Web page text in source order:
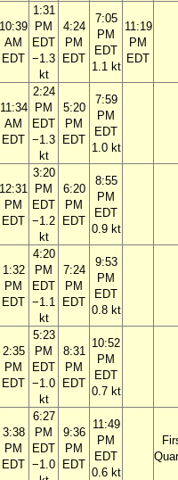
10:39
AM
EDT
1:31
PM
EDT
−1.3
kt
4:24
PM
EDT
7:05
PM
EDT
1.1 kt
11:19
PM
EDT
11:34
AM
EDT
2:24
PM
EDT
−1.3
kt
5:20
PM
EDT
7:59
PM
EDT
1.0 kt
12:31
PM
EDT
3:20
PM
EDT
−1.2
kt
6:20
PM
EDT
8:55
PM
EDT
0.9 kt
1:32
PM
EDT
4:20
PM
EDT
−1.1
kt
7:24
PM
EDT
9:53
PM
EDT
0.8 kt
2:35
PM
EDT
5:23
PM
EDT
−1.0
kt
8:31
PM
EDT
10:52
PM
EDT
0.7 kt
3:38
PM
EDT
6:27
PM
EDT
−1.0
9:36
PM
EDT
11:49
PM
EDT
0.6 kt